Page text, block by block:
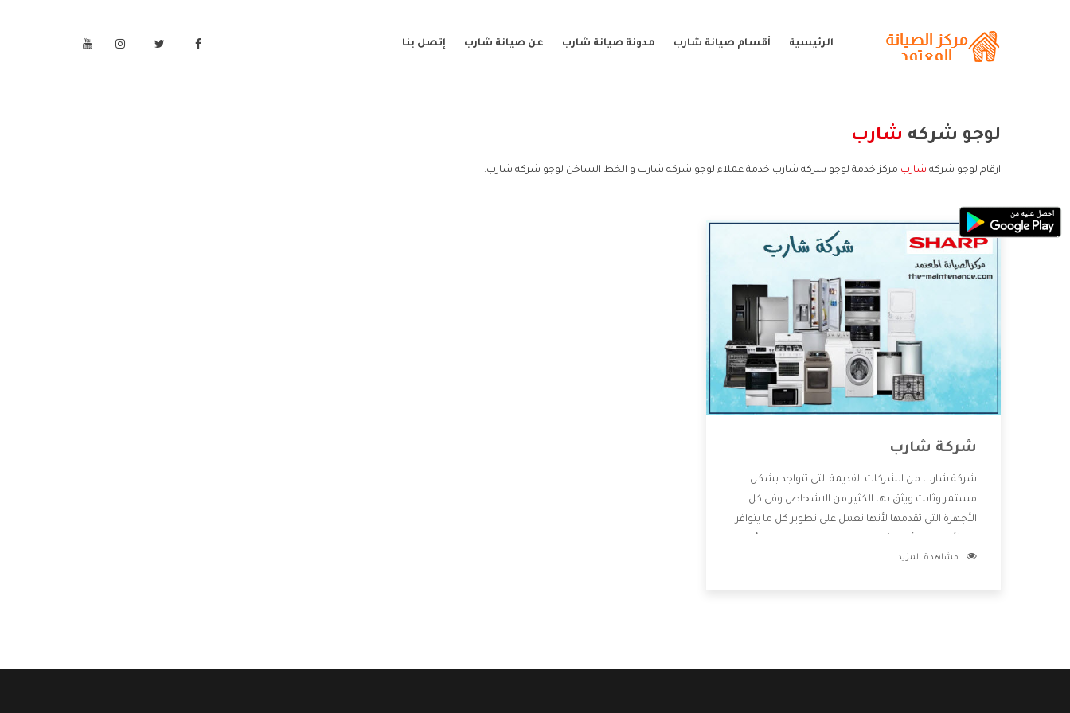
الرئيسية أقسام صيانة شارب مدونة صيانة شارب عن صيانة شارب إتصل بنا
لوجو شركه شارب
ارقام لوجو شركه شارب مركز خدمة لوجو شركه شارب خدمة عملاء لوجو شركه شارب و الخط الساخن لوجو شركه شارب.
شركة شارب
شركة شارب من الشركات القديمة التى تتواجد بشكل
مستمر وثابت ويثق بها الكثير من الاشخاص وفى كل
الأجهزة التى تقدمها لأنها تعمل على تطوير كل ما يتوافر
خدمات ما بعد البيع مع المنتجات وتقدم للعملاء أقوى
مشاهدة المزيد